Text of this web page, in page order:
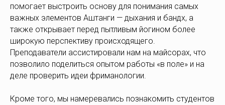
помогает выстроить основу для понимания самых
важных элементов Аштанги — дыхания и бандх, а
также открывает перед пытливым йогином более
широкую перспективу происходящего.
Преподаватели ассистировали нам на майсорах, что
позволило поделиться опытом работы «в поле» и на
деле проверить идеи фриманологии.
Кроме того, мы намеревались познакомить студентов